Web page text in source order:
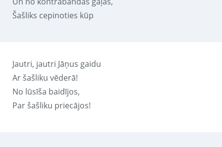
Šašliks cepinoties kūp
Jautri, jautri Jāņus gaidu
Ar šašliku vēderā!
No lūsīša baidījos,
Par šašliku priecājos!